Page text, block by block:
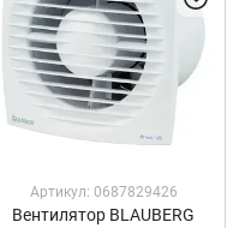
Артикул: 0687829426
Вентилятор BLAUBERG